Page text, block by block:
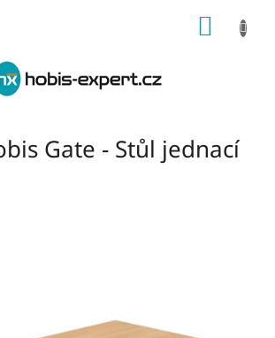
Gate - Stůl jednací